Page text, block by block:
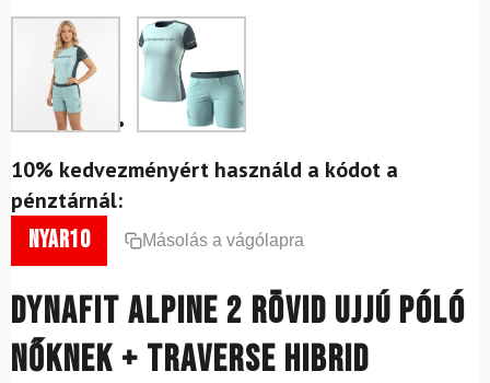
10% kedvezményért használd a kódot a
pénztárnál:
nyar10 Másolás a vágólapra
DYNAFIT Alpine 2 rövid ujjú póló
nőknek + Traverse hibrid